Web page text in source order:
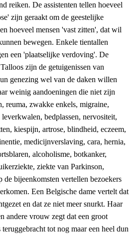
reiken. De assistenten tellen hoeveel
zijn geraakt om de geestelijke
hoeveel mensen 'vast zitten', dat wil
bewegen. Enkele tientallen
een 'plaatselijke verdoving'. De
zijn de getuigenissen van
genezing wel van de daken willen
weinig aandoeningen die niet zijn
reuma, zwakke enkels, migraine,
bedplassen, nervositeit,
kiespijn, artrose, blindheid, eczeem,
medicijnverslaving, cara, hernia,
alcoholisme, botkanker,
ziekte van Parkinson,
de bijeenkomsten vertellen bezoekers
Een Belgische dame vertelt dat
en dat ze niet meer snurkt. Haar
andere vrouw zegt dat een groot
tot nog maar een heel dun